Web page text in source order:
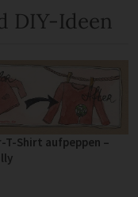
DIY-Ideen
T-Shirt aufpeppen –